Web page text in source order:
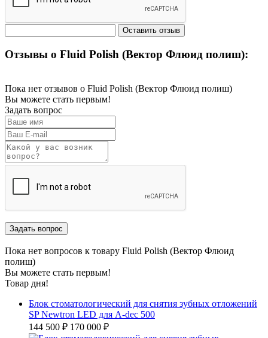
Отзывы о Fluid Polish (Вектор Флюид полиш):
Пока нет отзывов о Fluid Polish (Вектор Флюид полиш)
Вы можете стать первым!
Задать вопрос
Пока нет вопросов к товару Fluid Polish (Вектор Флюид
полиш)
Вы можете стать первым!
Товар дня!
Блок стоматологический для снятия зубных отложений
SP Newtron LED для A-dec 500
144 500 ₽ 170 000 ₽